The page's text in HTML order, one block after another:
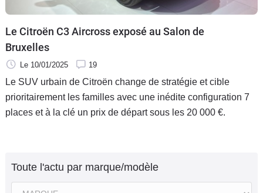
Le Citroën C3 Aircross exposé au Salon de
Bruxelles
Le 10/01/2025 19
Le SUV urbain de Citroën change de stratégie et cible
prioritairement les familles avec une inédite configuration 7
places et à la clé un prix de départ sous les 20 000 €.
Toute l'actu par marque/modèle